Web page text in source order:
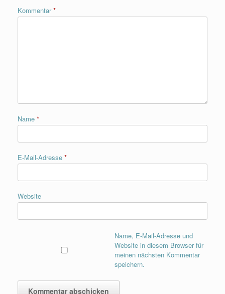
Kommentar*
Name *
E-Mail-Adresse *
Website
Name, E-Mail-Adresse und
Website in diesem Browser für
meinen nächsten Kommentar
speichern.